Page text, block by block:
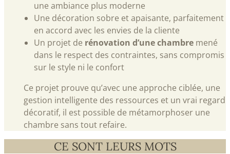
une ambiance plus moderne
Une décoration sobre et apaisante, parfaitement
en accord avec les envies de la cliente
Un projet de rénovation d’une chambre mené
dans le respect des contraintes, sans compromis
sur le style ni le confort
Ce projet prouve qu’avec une approche ciblée, une
gestion intelligente des ressources et un vrai regard
décoratif, il est possible de métamorphoser une
chambre sans tout refaire.
CE SONT LEURS MOTS​